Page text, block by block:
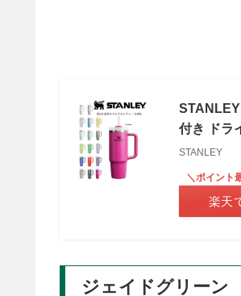
付き ドラ
STANLEY
＼ポイント
楽天
ジェイドグリーン